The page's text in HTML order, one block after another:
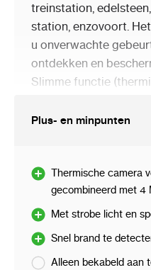
treinstation,
station, enzovoort.
u onverwachte
ontdekken en
Slimme functie
AGC, DDE, 3D
deep learning-
Lijnovergang,
Exit
Alarmfunctie
Plus- en minpunten
Thermische camera
gecombineerd met 4
Met strobe licht en
Snel brand te
Alleen bekabeld aan